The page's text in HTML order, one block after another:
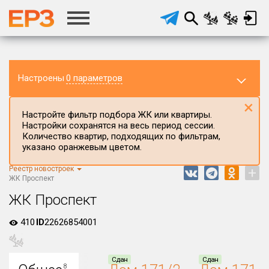
Настроены 0 параметров
Регион ЖК
Республика Мордовия
Район в регионе
Все
Населённый пункт
Настройте фильтр подбора ЖК или квартиры.
Настройки сохранятся на весь период сессии.
Количество квартир, подходящих по фильтрам,
указано оранжевым цветом.
×
Реестр новостроек
ЖК Проспект
+
ЖК Проспект
410 ID22626854001
8
Сдан Сдан